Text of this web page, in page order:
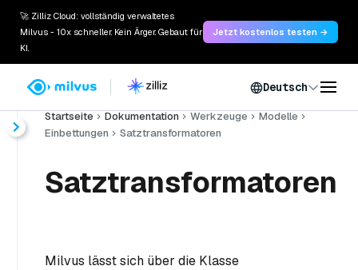
🚀 Zilliz Cloud: vollständig verwaltetes
Milvus - 10x schneller. Kein Ärger. Gebaut für
KI.
Jetzt kostenlos testen →
Deutsch
Startseite Dokumentation Werkzeuge
Modelle
Einbettungen
Satztransformatoren
Satztransformatoren
Milvus lässt sich über die Klasse